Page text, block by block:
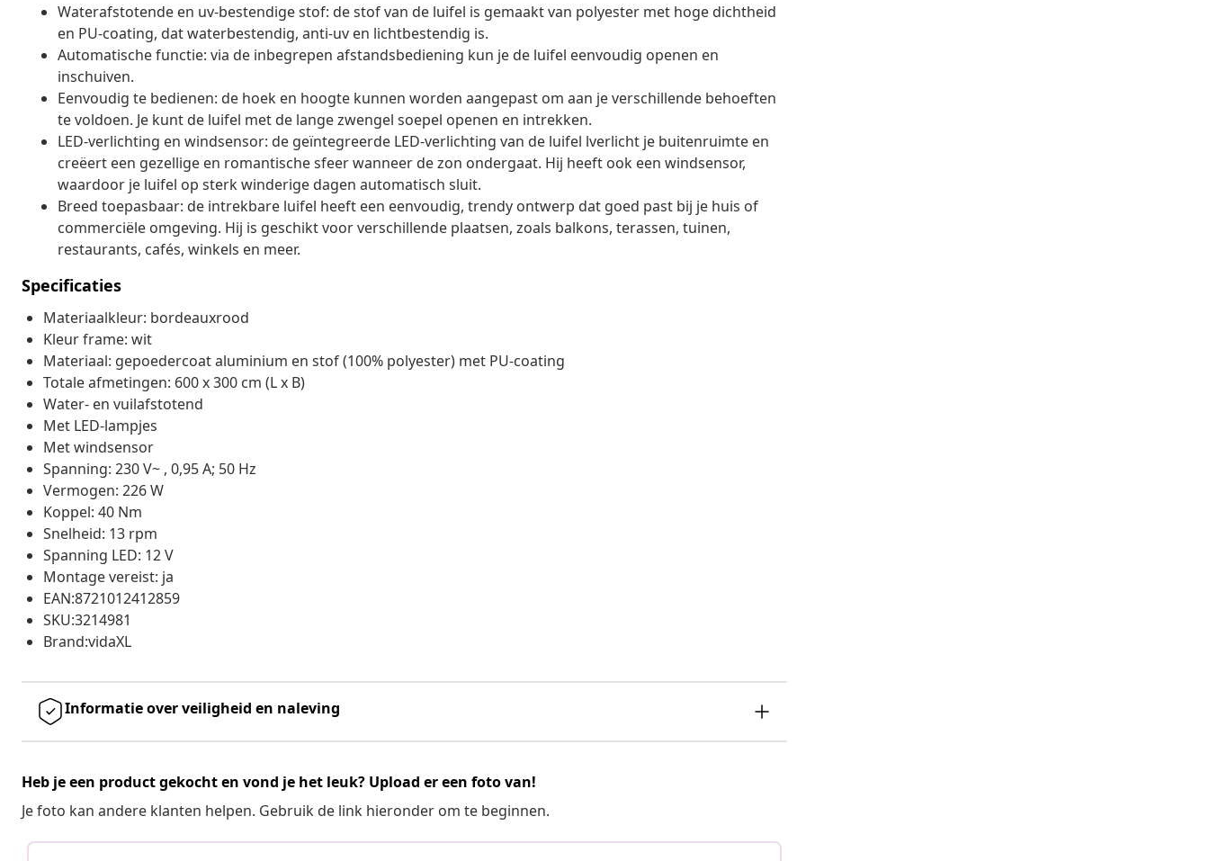
Waterafstotende en uv-bestendige stof: de stof van de luifel is gemaakt van polyester met hoge dichtheid
en PU-coating, dat waterbestendig, anti-uv en lichtbestendig is.
Automatische functie: via de inbegrepen afstandsbediening kun je de luifel eenvoudig openen en
inschuiven.
Eenvoudig te bedienen: de hoek en hoogte kunnen worden aangepast om aan je verschillende behoeften
te voldoen. Je kunt de luifel met de lange zwengel soepel openen en intrekken.
LED-verlichting en windsensor: de geïntegreerde LED-verlichting van de luifel lverlicht je buitenruimte en
creëert een gezellige en romantische sfeer wanneer de zon ondergaat. Hij heeft ook een windsensor,
waardoor je luifel op sterk winderige dagen automatisch sluit.
Breed toepasbaar: de intrekbare luifel heeft een eenvoudig, trendy ontwerp dat goed past bij je huis of
commerciële omgeving. Hij is geschikt voor verschillende plaatsen, zoals balkons, terassen, tuinen,
restaurants, cafés, winkels en meer.
Specificaties
Materiaalkleur: bordeauxrood
Kleur frame: wit
Materiaal: gepoedercoat aluminium en stof (100% polyester) met PU-coating
Totale afmetingen: 600 x 300 cm (L x B)
Water- en vuilafstotend
Met LED-lampjes
Met windsensor
Spanning: 230 V~ , 0,95 A; 50 Hz
Vermogen: 226 W
Koppel: 40 Nm
Snelheid: 13 rpm
Spanning LED: 12 V
Montage vereist: ja
EAN:8721012412859
SKU:3214981
Brand:vidaXL
Informatie over veiligheid en naleving
Heb je een product gekocht en vond je het leuk? Upload er een foto van!
Je foto kan andere klanten helpen. Gebruik de link hieronder om te beginnen.